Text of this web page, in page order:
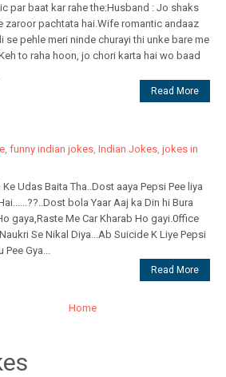
par baat kar rahe the:Husband : Jo shaks
zaroor pachtata hai.Wife romantic andaaz
se pehle meri ninde churayi thi unke bare me
to raha hoon, jo chori karta hai wo baad
Read More
funny indian jokes Indian Jokes jokes in
Udas Baita Tha..Dost aaya Pepsi Pee liya
bola Yaar Aaj ka Din hi Bura
gaya,Raste Me Car Kharab Ho gayi.0ffice
Se Nikal Diya...Ab Suicide K Liye Pepsi
Gya...
Read More
Home